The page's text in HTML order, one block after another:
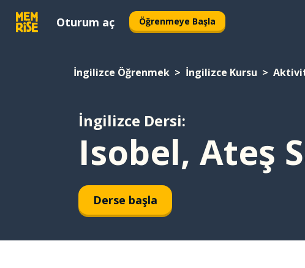
Oturum aç Öğrenmeye Başla
İngilizce Öğrenmek İngilizce Kursu
İngilizce Dersi:
Isobel, Ateş
Derse başla